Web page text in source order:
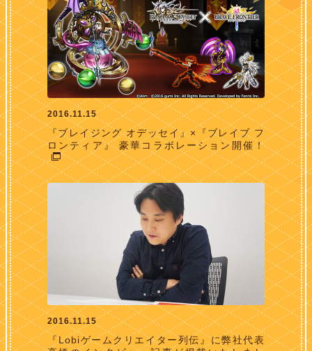
2016.11.15
『ブレイジング オデッセイ』×『ブレイブ フ
ロンティア』 豪華コラボレーション開催！
2016.11.15
『Lobiゲームクリエイター列伝』に弊社代表